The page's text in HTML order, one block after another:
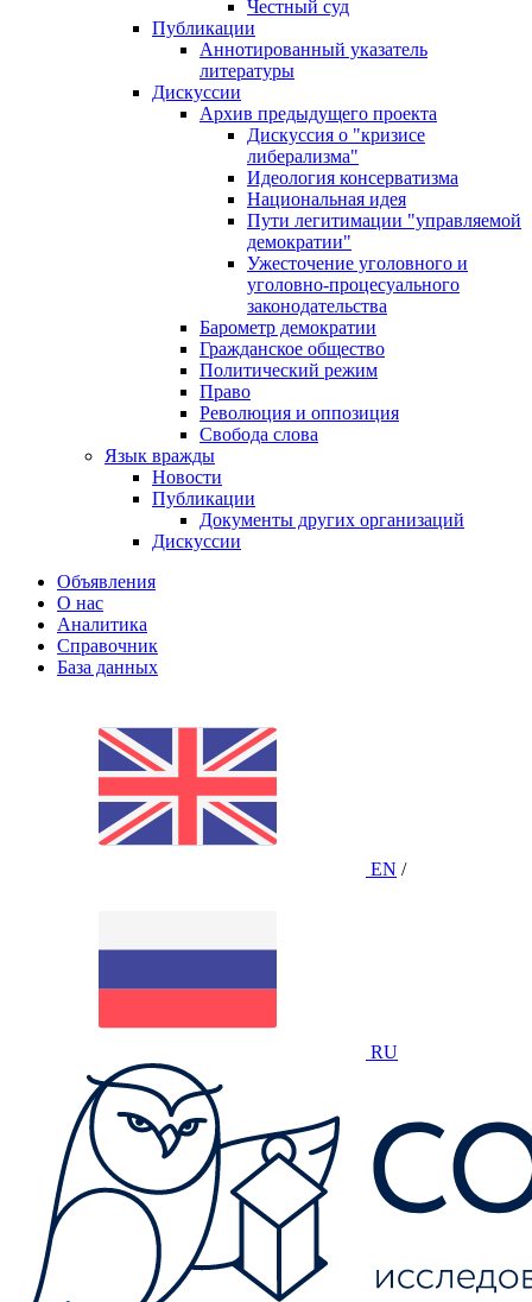
Честный суд
Публикации
Аннотированный указатель
литературы
Дискуссии
Архив предыдущего проекта
Дискуссия о "кризисе
либерализма"
Идеология консерватизма
Национальная идея
Пути легитимации "управляемой
демократии"
Ужесточение уголовного и
уголовно-процесуального
законодательства
Барометр демократии
Гражданское общество
Политический режим
Право
Революция и оппозиция
Свобода слова
Язык вражды
Новости
Публикации
Документы других организаций
Дискуссии
Объявления
О нас
Аналитика
Справочник
База данных
EN /
RU